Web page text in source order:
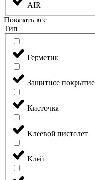
AIR
Показать все
Тип
Герметик
Защитное покрытие
Кисточка
Клеевой пистолет
Клей